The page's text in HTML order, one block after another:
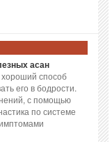
асан
хороший способ
его в бодрости.
с помощью
по системе